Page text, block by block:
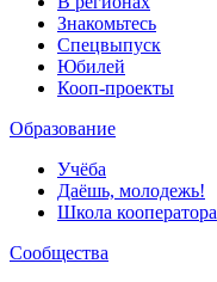
Знакомьтесь
Спецвыпуск
Юбилей
Кооп-проекты
Образование
Учёба
Даёшь, молодежь!
Школа кооператора
Сообщества